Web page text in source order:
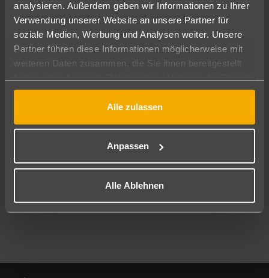
analysieren. Außerdem geben wir Informationen zu Ihrer
Verwendung unserer Website an unsere Partner für
soziale Medien, Werbung und Analysen weiter. Unsere
Partner führen diese Informationen möglicherweise mit
weiteren Daten zusammen, die Sie ihnen bereitgestellt
gesammelt haben.
Alle zulassen
Anpassen
Alle Ablehnen
Abflughafen
Alle Abflughäfen
08.08.26–06.08.27 7-21 Nächte
Mehr Filter anzeigen